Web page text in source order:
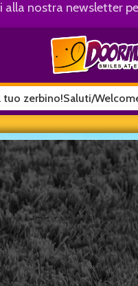
alla nostra newsletter
tuo zerbino!Saluti/
colorato